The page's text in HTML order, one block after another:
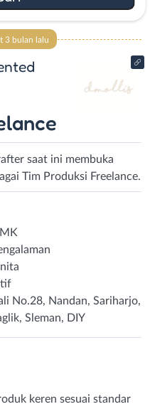
3 bulan lalu
saat ini membuka
Tim Produksi Freelance.
No.28, Nandan, Sariharjo,
Sleman, DIY
keren sesuai standar